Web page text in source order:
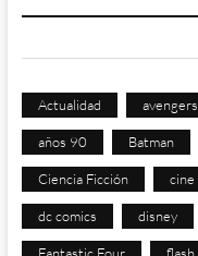
Actualidad avengers
años 90 Batman
Ciencia Ficción cine
dc comics disney